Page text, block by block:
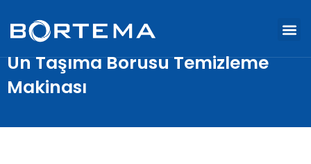
Un Taşıma Borusu Temizleme
Makinası